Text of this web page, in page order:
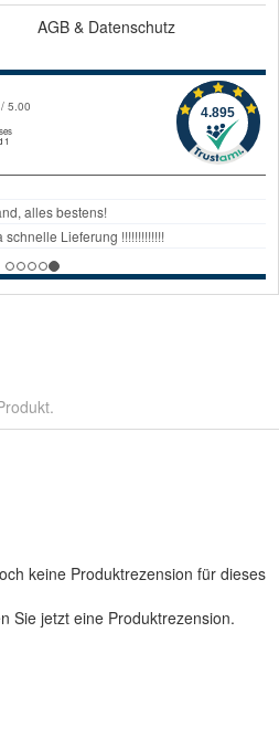
AGB & Datenschutz
keine Produktrezension für dieses
Sie jetzt eine Produktrezension.